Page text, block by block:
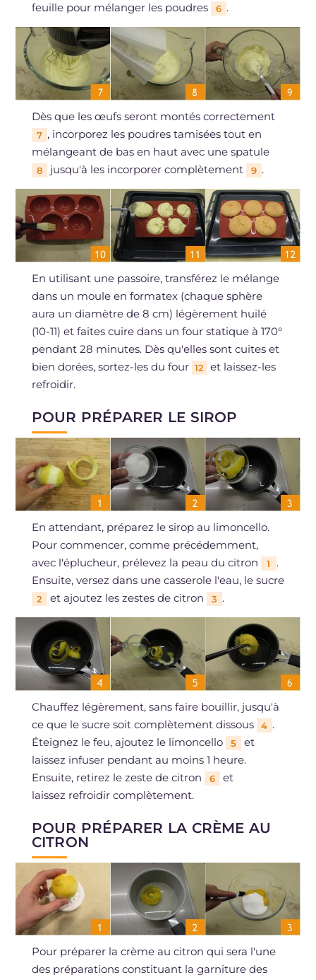
feuille pour mélanger les poudres
6 .
Dès que les œufs seront montés correctement
7 , incorporez les poudres tamisées tout en
mélangeant de bas en haut avec une spatule
8 jusqu'à les incorporer complètement 9 .
En utilisant une passoire, transférez le mélange
dans un moule en formatex (chaque sphère
aura un diamètre de 8 cm) légèrement huilé
(10-11) et faites cuire dans un four statique à 170°
pendant 28 minutes. Dès qu'elles sont cuites et
bien dorées, sortez-les du four 12
et laissez-les
refroidir.
POUR PRÉPARER LE SIROP
En attendant, préparez le sirop au limoncello.
Pour commencer, comme précédemment,
avec l'éplucheur, prélevez la peau du citron
1
.
Ensuite, versez dans une casserole l'eau, le sucre
2 et ajoutez les zestes de citron 3 .
Chauffez légèrement, sans faire bouillir, jusqu'à
ce que le sucre soit complètement dissous
4 .
Éteignez le feu, ajoutez le limoncello
5
et
laissez infuser pendant au moins 1 heure.
Ensuite, retirez le zeste de citron
6
et
laissez refroidir complètement.
POUR PRÉPARER LA CRÈME AU
CITRON
Pour préparer la crème au citron qui sera l'une
des préparations constituant la garniture des